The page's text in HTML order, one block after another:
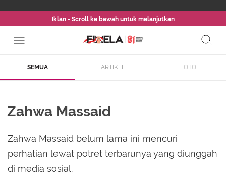
Iklan - Scroll ke bawah untuk melanjutkan
SEMUA ARTIKEL FOTO
Zahwa Massaid
Zahwa Massaid belum lama ini mencuri
perhatian lewat potret terbarunya yang diunggah
di media sosial.